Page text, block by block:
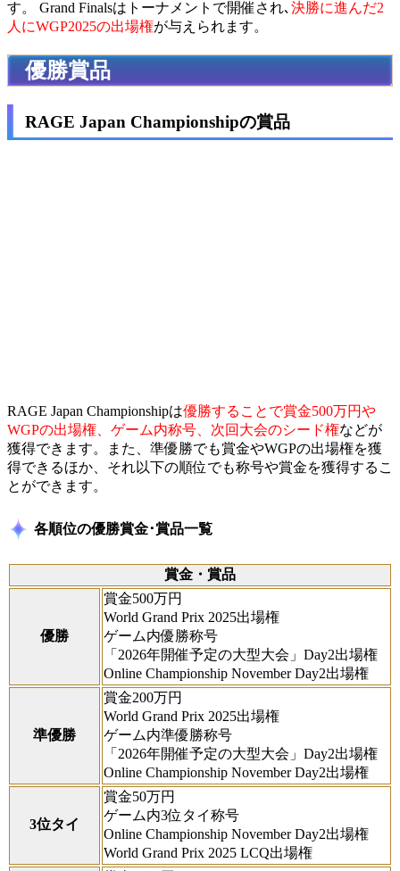
す。 Grand Finalsはトーナメントで開催され､ 決勝に進んだ2
人にWGP2025の出場権が与えられます。
優勝賞品
RAGE Japan Championshipの賞品
RAGE Japan Championshipは優勝することで賞金500万円や
WGPの出場権、ゲーム内称号、次回大会のシード権などが
獲得できます。また、準優勝でも賞金やWGPの出場権を獲
得できるほか、それ以下の順位でも称号や賞金を獲得するこ
とができます。
各順位の優勝賞金･賞品一覧
賞金・賞品
優勝
賞金500万円
World Grand Prix 2025出場権
ゲーム内優勝称号
「2026年開催予定の大型大会」Day2出場権
Online Championship November Day2出場権
準優勝
賞金200万円
World Grand Prix 2025出場権
ゲーム内準優勝称号
「2026年開催予定の大型大会」Day2出場権
Online Championship November Day2出場権
3位タイ
賞金50万円
ゲーム内3位タイ称号
Online Championship November Day2出場権
World Grand Prix 2025 LCQ出場権